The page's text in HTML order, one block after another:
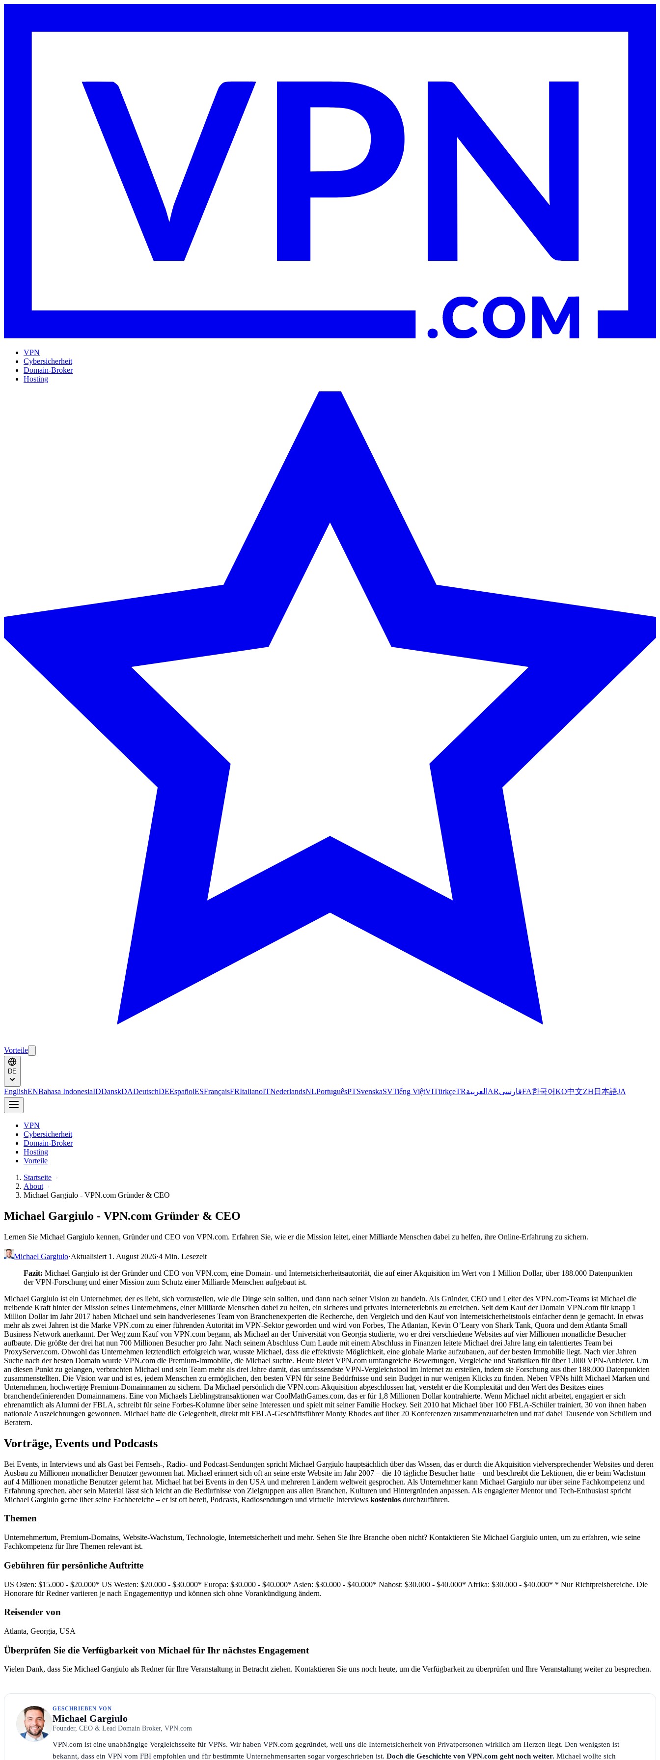
VPN
Cybersicherheit
Domain-Broker
Hosting
Vorteile
DE
EnglishENBahasa IndonesiaIDDanskDADeutschDEEspañolESFrançaisFRItalianoITNederlandsNLPortuguêsPTSvenskaSVTiếng ViệtVITürkçeTRالعربية ARفارسیFA한국어KO中文ZH 日本語JA
VPN
Cybersicherheit
Domain-Broker
Hosting
Vorteile
Startseite
About
Michael Gargiulo - VPN.com Gründer & CEO
Michael Gargiulo - VPN.com Gründer & CEO
Lernen Sie Michael Gargiulo kennen, Gründer und CEO von VPN.com. Erfahren Sie, wie er die Mission leitet, einer Milliarde Menschen dabei zu helfen, ihre Online-Erfahrung zu sichern.
Michael Gargiulo·Aktualisiert 1. August 2026·4 Min. Lesezeit
Fazit: Michael Gargiulo ist der Gründer und CEO von VPN.com, eine Domain- und Internetsicherheitsautorität, die auf einer Akquisition im Wert von 1 Million Dollar, über 188.000 Datenpunkten
der VPN-Forschung und einer Mission zum Schutz einer Milliarde Menschen aufgebaut ist.
Michael Gargiulo ist ein Unternehmer, der es liebt, sich vorzustellen, wie die Dinge sein sollten, und dann nach seiner Vision zu handeln. Als Gründer, CEO und Leiter des VPN.com-Teams ist Michael die
treibende Kraft hinter der Mission seines Unternehmens, einer Milliarde Menschen dabei zu helfen, ein sicheres und privates Interneterlebnis zu erreichen. Seit dem Kauf der Domain VPN.com für knapp 1
Million Dollar im Jahr 2017 haben Michael und sein handverlesenes Team von Branchenexperten die Recherche, den Vergleich und den Kauf von Internetsicherheitstools einfacher denn je gemacht. In etwas
mehr als zwei Jahren ist die Marke VPN.com zu einer führenden Autorität im VPN-Sektor geworden und wird von Forbes, The Atlantan, Kevin O’Leary von Shark Tank, Quora und dem Atlanta Small
Business Network anerkannt. Der Weg zum Kauf von VPN.com begann, als Michael an der Universität von Georgia studierte, wo er drei verschiedene Websites auf vier Millionen monatliche Besucher
aufbaute. Die größte der drei hat nun 700 Millionen Besucher pro Jahr. Nach seinem Abschluss Cum Laude mit einem Abschluss in Finanzen leitete Michael drei Jahre lang ein talentiertes Team bei
ProxyServer.com. Obwohl das Unternehmen letztendlich erfolgreich war, wusste Michael, dass die effektivste Möglichkeit, eine globale Marke aufzubauen, auf der besten Immobilie liegt. Nach vier Jahren
Suche nach der besten Domain wurde VPN.com die Premium-Immobilie, die Michael suchte. Heute bietet VPN.com umfangreiche Bewertungen, Vergleiche und Statistiken für über 1.000 VPN-Anbieter. Um
an diesen Punkt zu gelangen, verbrachten Michael und sein Team mehr als drei Jahre damit, das umfassendste VPN-Vergleichstool im Internet zu erstellen, indem sie Forschung aus über 188.000 Datenpunkten
zusammenstellten. Die Vision war und ist es, jedem Menschen zu ermöglichen, den besten VPN für seine Bedürfnisse und sein Budget in nur wenigen Klicks zu finden. Neben VPNs hilft Michael Marken und
Unternehmen, hochwertige Premium-Domainnamen zu sichern. Da Michael persönlich die VPN.com-Akquisition abgeschlossen hat, versteht er die Komplexität und den Wert des Besitzes eines
branchendefinierenden Domainnamens. Eine von Michaels Lieblingstransaktionen war CoolMathGames.com, das er für 1,8 Millionen Dollar kontrahierte. Wenn Michael nicht arbeitet, engagiert er sich
ehrenamtlich als Alumni der FBLA, schreibt für seine Forbes-Kolumne über seine Interessen und spielt mit seiner Familie Hockey. Seit 2010 hat Michael über 100 FBLA-Schüler trainiert, 30 von ihnen haben
nationale Auszeichnungen gewonnen. Michael hatte die Gelegenheit, direkt mit FBLA-Geschäftsführer Monty Rhodes auf über 20 Konferenzen zusammenzuarbeiten und traf dabei Tausende von Schülern und
Beratern.
Vorträge, Events und Podcasts
Bei Events, in Interviews und als Gast bei Fernseh-, Radio- und Podcast-Sendungen spricht Michael Gargiulo hauptsächlich über das Wissen, das er durch die Akquisition vielversprechender Websites und deren
Ausbau zu Millionen monatlicher Benutzer gewonnen hat. Michael erinnert sich oft an seine erste Website im Jahr 2007 – die 10 tägliche Besucher hatte – und beschreibt die Lektionen, die er beim Wachstum
auf 4 Millionen monatliche Benutzer gelernt hat. Michael hat bei Events in den USA und mehreren Ländern weltweit gesprochen. Als Unternehmer kann Michael Gargiulo nur über seine Fachkompetenz und
Erfahrung sprechen, aber sein Material lässt sich leicht an die Bedürfnisse von Zielgruppen aus allen Branchen, Kulturen und Hintergründen anpassen. Als engagierter Mentor und Tech-Enthusiast spricht
Michael Gargiulo gerne über seine Fachbereiche – er ist oft bereit, Podcasts, Radiosendungen und virtuelle Interviews kostenlos durchzuführen.
Themen
Unternehmertum, Premium-Domains, Website-Wachstum, Technologie, Internetsicherheit und mehr. Sehen Sie Ihre Branche oben nicht? Kontaktieren Sie Michael Gargiulo unten, um zu erfahren, wie seine
Fachkompetenz für Ihre Themen relevant ist.
Gebühren für persönliche Auftritte
US Osten: $15.000 - $20.000* US Westen: $20.000 - $30.000* Europa: $30.000 - $40.000* Asien: $30.000 - $40.000* Nahost: $30.000 - $40.000* Afrika: $30.000 - $40.000* * Nur Richtpreisbereiche. Die
Honorare für Redner variieren je nach Engagementtyp und können sich ohne Vorankündigung ändern.
Reisender von
Atlanta, Georgia, USA
Überprüfen Sie die Verfügbarkeit von Michael für Ihr nächstes Engagement
Vielen Dank, dass Sie Michael Gargiulo als Redner für Ihre Veranstaltung in Betracht ziehen. Kontaktieren Sie uns noch heute, um die Verfügbarkeit zu überprüfen und Ihre Veranstaltung weiter zu besprechen.
GESCHRIEBEN VON
Michael Gargiulo
Founder, CEO & Lead Domain Broker, VPN.com
VPN.com ist eine unabhängige Vergleichsseite für VPNs. Wir haben VPN.com gegründet, weil uns die Internetsicherheit von Privatpersonen wirklich am Herzen liegt. Den wenigsten ist
bekannt, dass ein VPN vom FBI empfohlen und für bestimmte Unternehmensarten sogar vorgeschrieben ist. Doch die Geschichte von VPN.com geht noch weiter. Michael wollte sich